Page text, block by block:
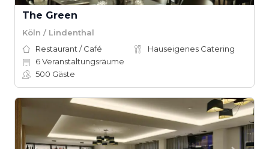
The Green
Köln / Lindenthal
Restaurant / Café
Hauseigenes Catering
6Veranstaltungsräume
500 Gäste